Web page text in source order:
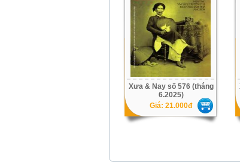
Xưa & Nay số 576 (tháng
6.2025)
Giá: 21.000đ